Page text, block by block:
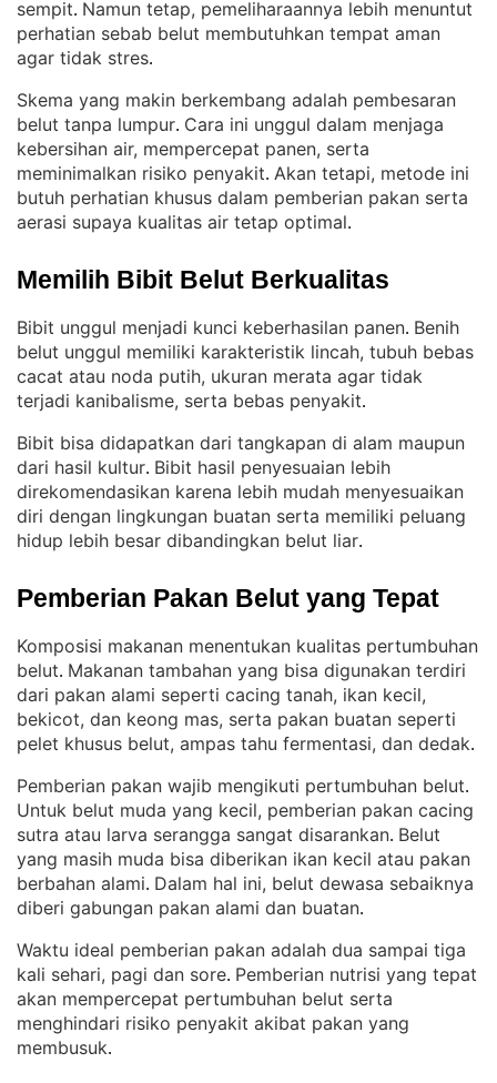
sempit. Namun tetap, pemeliharaannya lebih menuntut
perhatian sebab belut membutuhkan tempat aman
agar tidak stres.
Skema yang makin berkembang adalah pembesaran
belut tanpa lumpur. Cara ini unggul dalam menjaga
kebersihan air, mempercepat panen, serta
meminimalkan risiko penyakit. Akan tetapi, metode ini
butuh perhatian khusus dalam pemberian pakan serta
aerasi supaya kualitas air tetap optimal.
Memilih Bibit Belut Berkualitas
Bibit unggul menjadi kunci keberhasilan panen. Benih
belut unggul memiliki karakteristik lincah, tubuh bebas
cacat atau noda putih, ukuran merata agar tidak
terjadi kanibalisme, serta bebas penyakit.
Bibit bisa didapatkan dari tangkapan di alam maupun
dari hasil kultur. Bibit hasil penyesuaian lebih
direkomendasikan karena lebih mudah menyesuaikan
diri dengan lingkungan buatan serta memiliki peluang
hidup lebih besar dibandingkan belut liar.
Pemberian Pakan Belut yang Tepat
Komposisi makanan menentukan kualitas pertumbuhan
belut. Makanan tambahan yang bisa digunakan terdiri
dari pakan alami seperti cacing tanah, ikan kecil,
bekicot, dan keong mas, serta pakan buatan seperti
pelet khusus belut, ampas tahu fermentasi, dan dedak.
Pemberian pakan wajib mengikuti pertumbuhan belut
Untuk belut muda yang kecil, pemberian pakan cacing
sutra atau larva serangga sangat disarankan. Belut
yang masih muda bisa diberikan ikan kecil atau pakan
berbahan alami. Dalam hal ini, belut dewasa sebaiknya
diberi gabungan pakan alami dan buatan.
Waktu ideal pemberian pakan adalah dua sampai tiga
kali sehari, pagi dan sore. Pemberian nutrisi yang tepat
akan mempercepat pertumbuhan belut serta
menghindari risiko penyakit akibat pakan yang
membusuk.